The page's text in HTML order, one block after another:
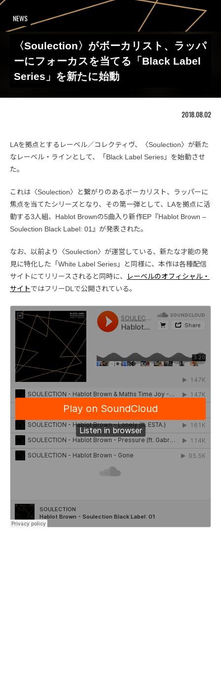
NEWS
〈Soulection〉がボーカリスト、ラッパ
ーにフォーカスを当てる「Black Label
Series」を新たに始動
2018.08.02
LAを拠点とするレーベル／コレクティヴ、〈Soulection〉が新た
なレーベル・ラインとして、「Black Label Series」を始動させ
た。
これは〈Soulection〉と繋がりのあるボーカリスト、ラッパーに
焦点を当てたシリーズとなり、その第一弾として、LAを拠点に活
動する3人組、Hablot Brownの5曲入り新作EP『Hablot Brown –
Soulection Black Label: 01』が発表された。
なお、以前より〈Soulection〉が運営している、新たな才能の発
見に特化した「White Label Series」と同様に、本作は各種配信
サイトにてリリースされると同時に、
レーベルのオフィシャル・
サイトではフリーDLで公開されている。